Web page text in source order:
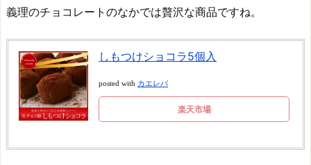
義理のチョコレートのなかでは贅沢な商品ですね。
しもつけショコラ5個入
posted with カエレバ
楽天市場